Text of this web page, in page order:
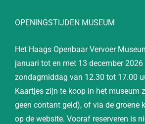
OPENINGSTIJDEN MUSEUM
Het Haags Openbaar Vervoer
januari tot en met 13 december 2026
zondagmiddag van 12.30 tot 17.00
Kaartjes zijn te koop in het museum
geen contant geld), of via de groene
op de website. Vooraf reserveren is